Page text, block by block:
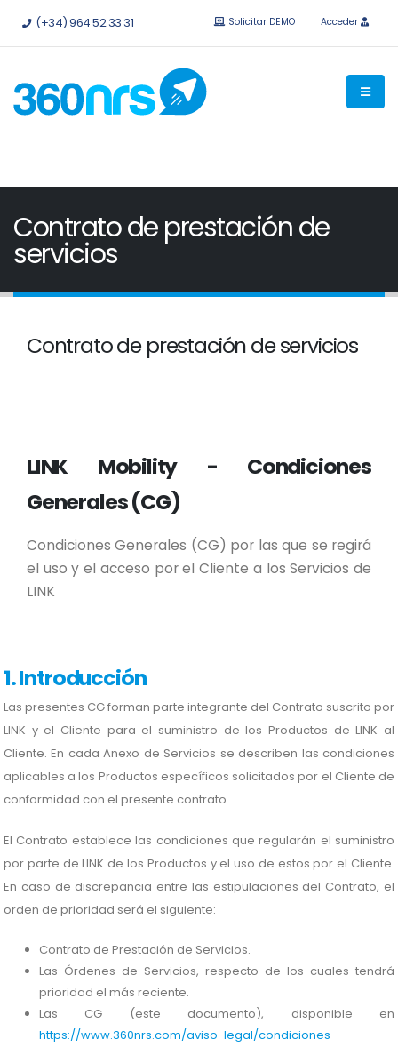
Pruébalo gratis sin compromiso. API e integraciones
(+34) 964 52 33 31 Solicitar DEMO Acceder
Contrato de prestación de
servicios
Contrato de prestación de servicios
LINK Mobility - Condiciones
Generales (CG)
Condiciones Generales (CG) por las que se regirá
el uso y el acceso por el Cliente a los Servicios de
LINK
1. Introducción
Las presentes CG forman parte integrante del Contrato suscrito por
LINK y el Cliente para el suministro de los Productos de LINK al
Cliente. En cada Anexo de Servicios se describen las condiciones
aplicables a los Productos específicos solicitados por el Cliente de
conformidad con el presente contrato.
El Contrato establece las condiciones que regularán el suministro
por parte de LINK de los Productos y el uso de estos por el Cliente.
En caso de discrepancia entre las estipulaciones del Contrato, el
orden de prioridad será el siguiente:
Contrato de Prestación de Servicios.
Las Órdenes de Servicios, respecto de los cuales tendrá
prioridad el más reciente.
Las CG (este documento), disponible en
https://www.360nrs.com/aviso-legal/condiciones-